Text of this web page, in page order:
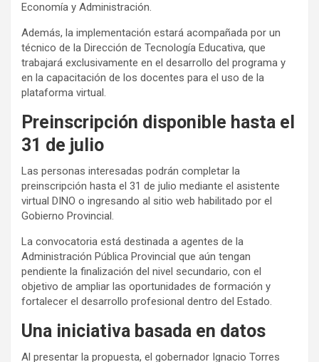
Economía y Administración.
Además, la implementación estará acompañada por un
técnico de la Dirección de Tecnología Educativa, que
trabajará exclusivamente en el desarrollo del programa y
en la capacitación de los docentes para el uso de la
plataforma virtual.
Preinscripción disponible hasta el
31 de julio
Las personas interesadas podrán completar la
preinscripción hasta el 31 de julio mediante el asistente
virtual DINO o ingresando al sitio web habilitado por el
Gobierno Provincial.
La convocatoria está destinada a agentes de la
Administración Pública Provincial que aún tengan
pendiente la finalización del nivel secundario, con el
objetivo de ampliar las oportunidades de formación y
fortalecer el desarrollo profesional dentro del Estado.
Una iniciativa basada en datos
Al presentar la propuesta, el gobernador Ignacio Torres